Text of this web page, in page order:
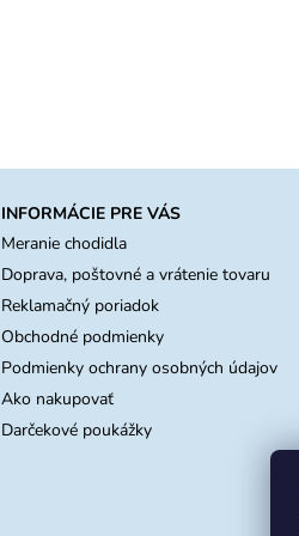
INFORMÁCIE PRE VÁS
Meranie chodidla
Doprava, poštovné a vrátenie tovaru
Reklamačný poriadok
Obchodné podmienky
Podmienky ochrany osobných údajov
Ako nakupovať
Darčekové poukážky